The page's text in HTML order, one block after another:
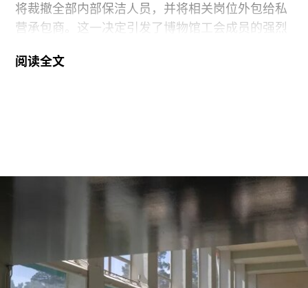
将裁撤全部内部保洁人员，并将相关岗位外包给私
营承包商。这一决定引发了博物馆工会成员的强烈
示，这些员工可向即将接手的私营承包商重新申请
工会成员要求博物馆撤销这一决定，并发起请愿活
动，要求恢复保洁员工的职位。AICWU表示，截至
7月21日，请愿书已获得超过1900个签名。芝加哥
艺术学院一位发言人在接受《芝加哥太阳时报》采
阅读全文